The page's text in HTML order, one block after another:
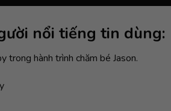
nổi tiếng tin dùng:
trong hành trình chăm bé Jason.